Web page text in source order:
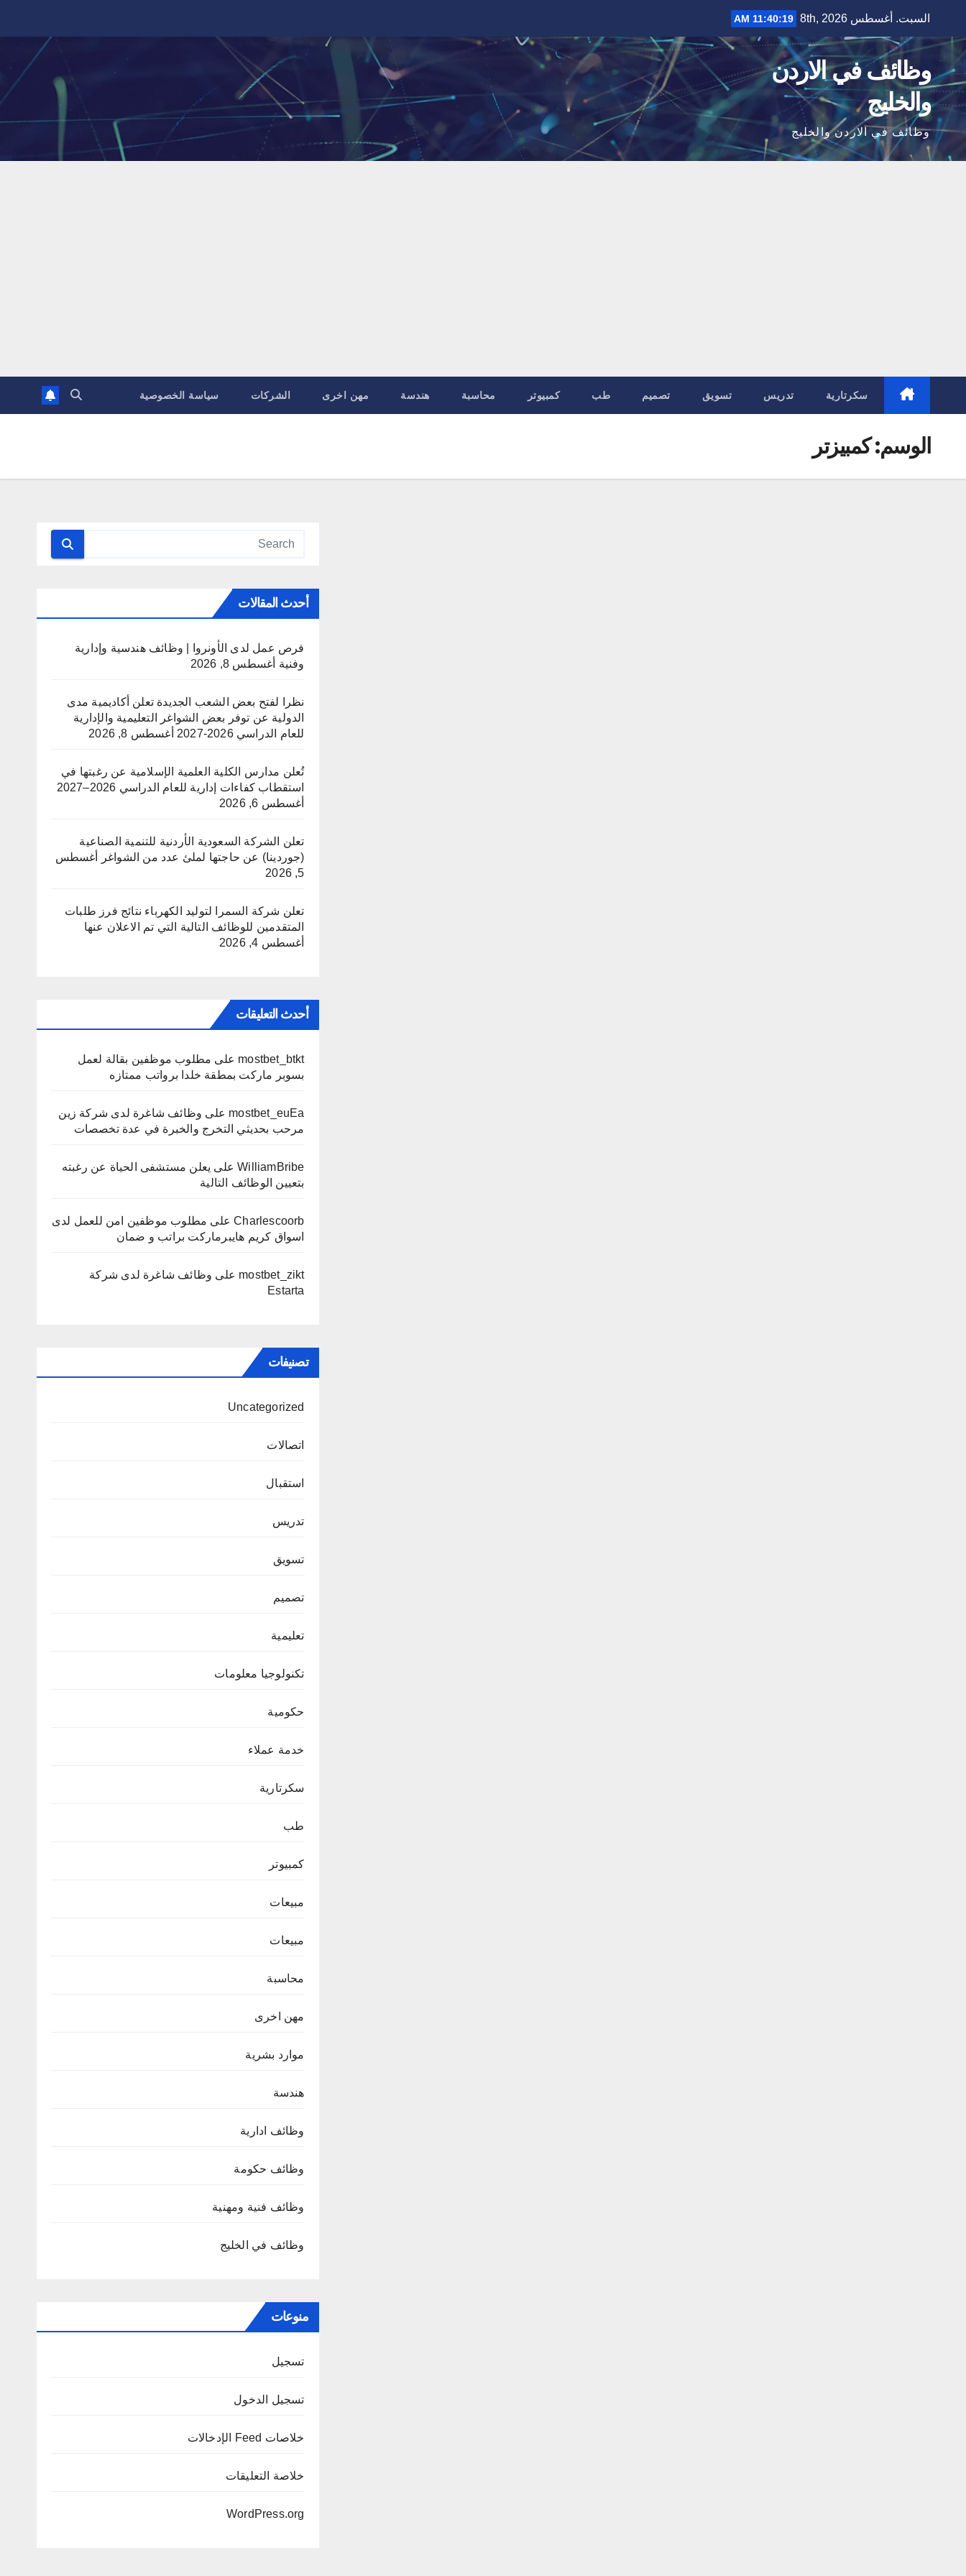
content
السبت. أغسطس 8th, 2026 11:40:20 AM
وظائف في الاردن
والخليج
وظائف في الاردن والخليج
سكرتارية تدريس تسويق تصميم طب كمبيوتر محاسبة هندسة مهن اخرى الشركات سياسة الخصوصية
الوسم:كمبيزتر
أحدث المقالات
فرص عمل لدى الأونروا | وظائف هندسية وإدارية
وفنية أغسطس 8, 2026
نظرا لفتح بعض الشعب الجديدة تعلن أكاديمية مدى
الدولية عن توفر بعض الشواغر التعليمية والإدارية
للعام الدراسي 2026-2027
أغسطس 8, 2026
تُعلن مدارس الكلية العلمية الإسلامية عن رغبتها في
استقطاب كفاءات إدارية للعام الدراسي 2026–2027
أغسطس 6, 2026
تعلن الشركة السعودية الأردنية للتنمية الصناعية
(جوردينا) عن حاجتها لملئ عدد من الشواغر
أغسطس
5, 2026
تعلن شركة السمرا لتوليد الكهرباء نتائج فرز طلبات
المتقدمين للوظائف التالية التي تم الاعلان عنها
أغسطس 4, 2026
أحدث التعليقات
mostbet_btkt على مطلوب موظفين بقالة لعمل
بسوبر ماركت بمطقة خلدا برواتب ممتازه
mostbet_euEa على وظائف شاغرة لدى شركة زين
مرحب بحديثي التخرج والخبرة في عدة تخصصات
WilliamBribeعلى يعلن مستشفى الحياة عن رغبته
بتعيين الوظائف التالية
Charlescoorbعلى مطلوب موظفين امن للعمل لدى
اسواق كريم هايبرماركت براتب و ضمان
mostbet_zikt على وظائف شاغرة لدى شركة
Estarta
تصنيفات
Uncategorized
اتصالات
استقبال
تدريس
تسويق
تصميم
تعليمية
تكنولوجيا معلومات
حكومية
خدمة عملاء
سكرتارية
طب
كمبيوتر
مبيعات
مبيعات
محاسبة
مهن اخرى
موارد بشرية
هندسة
وظائف ادارية
وظائف حكومة
وظائف فنية ومهنية
وظائف في الخليج
منوعات
تسجيل
تسجيل الدخول
خلاصات Feed الإدخالات
خلاصة التعليقات
WordPress.org